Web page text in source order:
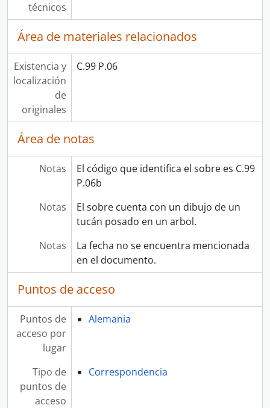
técnicos
Área de materiales relacionados
Existencia y
localización
de
originales
C.99 P.06
Área de notas
Notas
El código que identifica el sobre es C.99
P.06b
Notas
El sobre cuenta con un dibujo de un
tucán posado en un arbol.
Notas
La fecha no se encuentra mencionada
en el documento.
Puntos de acceso
Puntos de
acceso por
lugar
Alemania
Tipo de
puntos de
acceso
Correspondencia